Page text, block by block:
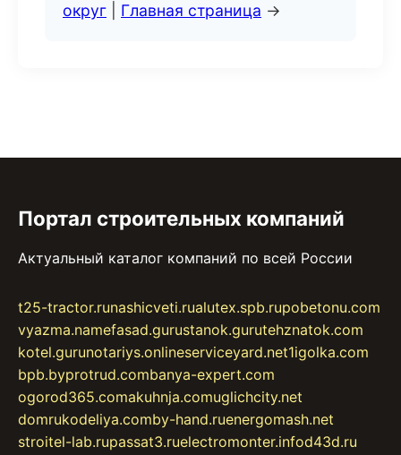
округ
Главная страница →
Портал строительных компаний
Актуальный каталог компаний по всей России
t25-tractor.runashicveti.rualutex.spb.rupobetonu.com
vyazma.namefasad.gurustanok.gurutehznatok.com
kotel.gurunotariys.onlineserviceyard.net1igolka.com
bpb.byprotrud.combanya-expert.com
ogorod365.comakuhnja.comuglichcity.net
domrukodeliya.comby-hand.ruenergomash.net
stroitel-lab.rupassat3.ruelectromonter.infod43d.ru